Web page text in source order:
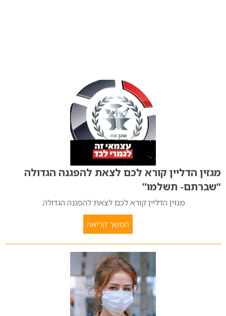
מגזין הדליין קורא לכם לצאת להפגנה הגדולה
“שברתם- תשלמו”
מגזין הדליין קורא לכם לצאת להפגנה הגדולה.
המשך קריאה